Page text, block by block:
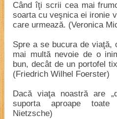
Când îţi scrii cea mai
soarta cu veşnica ei ironie
care urmează. (Veronica
Spre a se bucura de viaţă,
mai multă nevoie de o
bun, decât de un portofel
(Friedrich Wilhel Foerster)
Dacă viaţa noastră are
suporta aproape toate
Nietzsche)